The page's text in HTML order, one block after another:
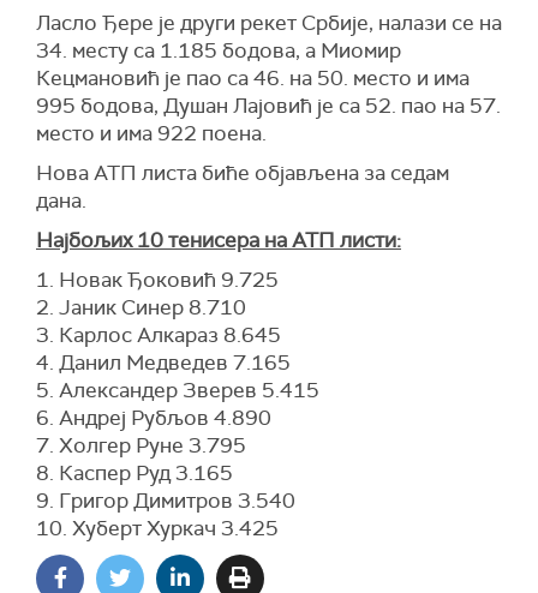
Ласло Ђере је други рекет Србије, налази се на
34. месту са 1.185 бодова, а Миомир
Кецмановић је пао са 46. на 50. место и има
995 бодова, Душан Лајовић је са 52. пао на 57.
место и има 922 поена.
Нова АТП листа биће објављена за седам
дана.
Најбољих 10 тенисера на АТП листи:
1. Новак Ђоковић 9.725
2. Јаник Синер 8.710
3. Карлос Алкараз 8.645
4. Данил Медведев 7.165
5. Александер Зверев 5.415
6. Андреј Рубљов 4.890
7. Холгер Руне 3.795
8. Каспер Руд 3.165
9. Григор Димитров 3.540
10. Хуберт Хуркач 3.425